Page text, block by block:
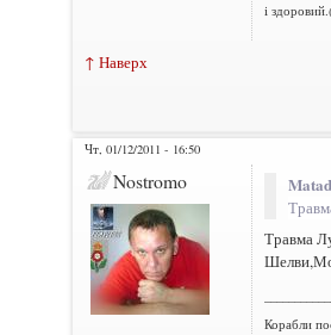
і
↑ Наверх
Чт, 01/12/2011 - 16:50
Nostromo
Травма
Корабли